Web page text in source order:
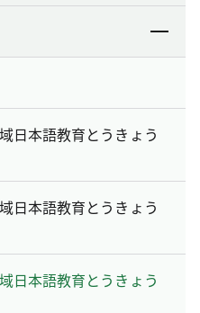
本語教育とうきょう
本語教育とうきょう
本語教育とうきょう